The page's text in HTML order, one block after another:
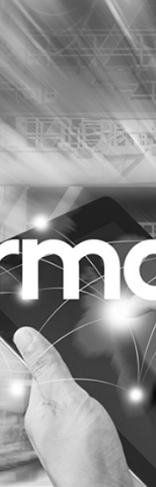
Purpose Marketing
Reputatie & crisis